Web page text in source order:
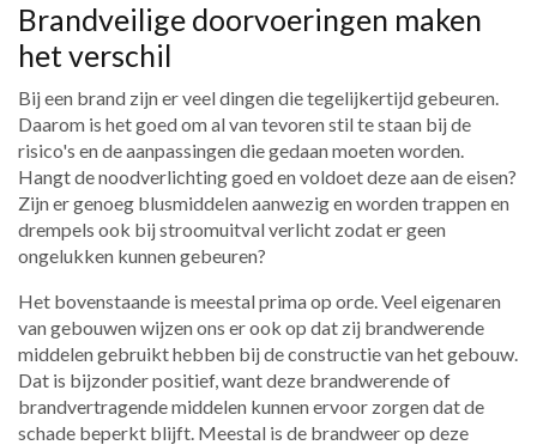
Brandveilige doorvoeringen maken
het verschil
Bij een brand zijn er veel dingen die tegelijkertijd gebeuren.
Daarom is het goed om al van tevoren stil te staan bij de
risico's en de aanpassingen die gedaan moeten worden.
Hangt de noodverlichting goed en voldoet deze aan de eisen?
Zijn er genoeg blusmiddelen aanwezig en worden trappen en
drempels ook bij stroomuitval verlicht zodat er geen
ongelukken kunnen gebeuren?
Het bovenstaande is meestal prima op orde. Veel eigenaren
van gebouwen wijzen ons er ook op dat zij brandwerende
middelen gebruikt hebben bij de constructie van het gebouw.
Dat is bijzonder positief, want deze brandwerende of
brandvertragende middelen kunnen ervoor zorgen dat de
schade beperkt blijft. Meestal is de brandweer op deze